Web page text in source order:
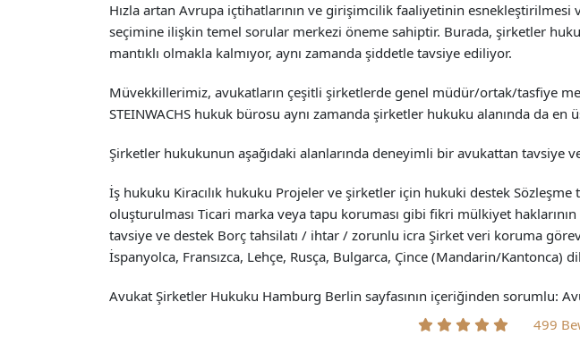
Hızla artan Avrupa içtihatlarının ve girişimcilik faaliyetinin
seçimine ilişkin temel sorular merkezi öneme sahiptir. Burada, şirketler
mantıklı olmakla kalmıyor, aynı zamanda şiddetle tavsiye ediliyor.
Müvekkillerimiz, avukatların çeşitli şirketlerde genel müdür/ortak/tasfiye
STEINWACHS hukuk bürosu aynı zamanda şirketler hukuku alanında da
Şirketler hukukunun aşağıdaki alanlarında deneyimli bir avukattan tavsiye
İş hukuku Kiracılık hukuku Projeler ve şirketler için hukuki destek Sözleşme
oluşturulması Ticari marka veya tapu koruması gibi fikri mülkiyet
tavsiye ve destek Borç tahsilatı / ihtar / zorunlu icra Şirket veri koruma
İspanyolca, Fransızca, Lehçe, Rusça, Bulgarca, Çince (Mandarin/
Avukat Şirketler Hukuku Hamburg Berlin sayfasının içeriğinden sorumlu:
499